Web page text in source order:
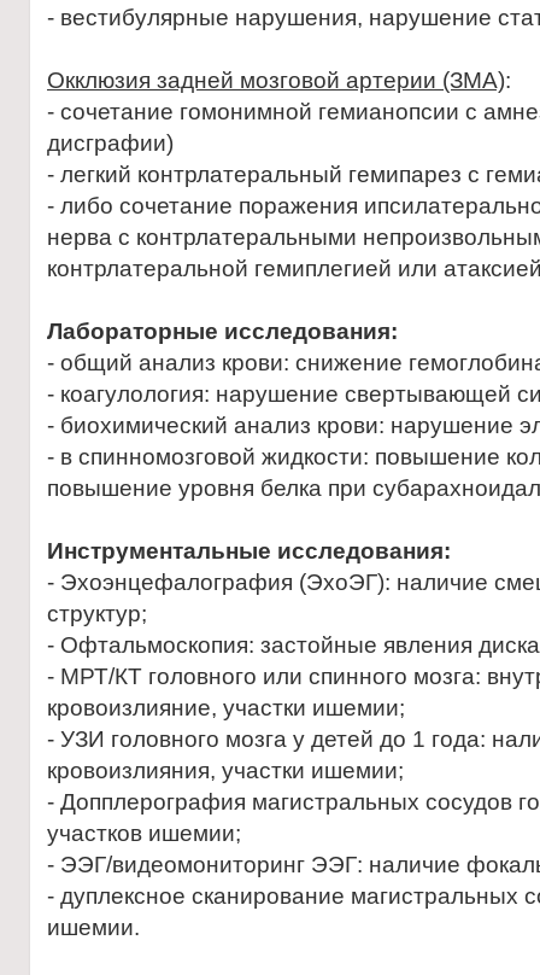
- вестибулярные нарушения, нарушение
Окклюзия задней мозговой артерии (ЗМА):
- сочетание гомонимной гемианопсии с
дисграфии)
- легкий контрлатеральный гемипарез с
- либо сочетание поражения
нерва с контрлатеральными
контрлатеральной гемиплегией или
Лабораторные исследования:
- общий анализ крови: снижение
- коагулология: нарушение свертывающей
- биохимический анализ крови: нарушение
- в спинномозговой жидкости: повышение
повышение уровня белка при
Инструментальные исследования:
- Эхоэнцефалография (ЭхоЭГ): наличие
структур;
- Офтальмоскопия: застойные явления
- МРТ/КТ головного или спинного мозга:
кровоизлияние, участки ишемии;
- УЗИ головного мозга у детей до 1 года:
кровоизлияния, участки ишемии;
- Допплерография магистральных сосудов
участков ишемии;
- ЭЭГ/видеомониторинг ЭЭГ: наличие
- дуплексное сканирование магистральных
ишемии.